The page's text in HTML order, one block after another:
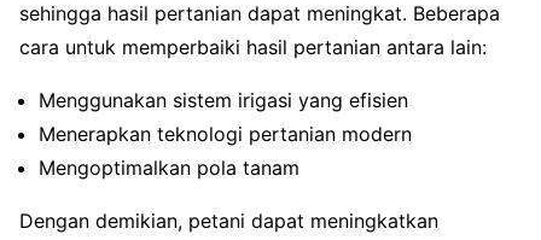
sehingga hasil pertanian dapat meningkat. Beberapa
cara untuk memperbaiki hasil pertanian antara lain:
Menggunakan sistem irigasi yang efisien
Menerapkan teknologi pertanian modern
Mengoptimalkan pola tanam
Dengan demikian, petani dapat meningkatkan